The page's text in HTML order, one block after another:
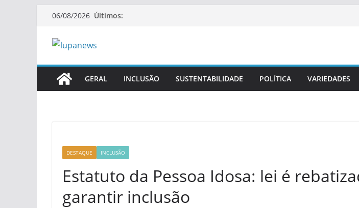
Pular06/08/2026 Últimos:
GERAL INCLUSÃO SUSTENTABILIDADE POLÍTICA VARIEDADES
DESTAQUE INCLUSÃO
Estatuto da Pessoa Idosa: lei é
garantir inclusão